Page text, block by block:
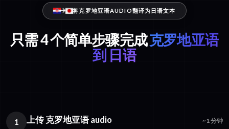
将克罗地亚语AUDIO翻译为日语文本
只需 4 个简单步骤完成克罗地亚语
到 日语
1 上传 克罗地亚语 audio ~1 分钟